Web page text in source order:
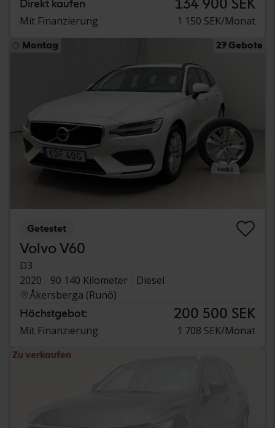
Direkt kaufen
Mit Finanzierung 1 150 SEK/Monat
Montag 27 Gebote
Getestet
Volvo V60
D3
2020
90 140 Kilometer
Diesel
Åkersberga (Runö)
Höchstgebot: 200 500 SEK
Mit Finanzierung 1 708 SEK/Monat
Zu verkaufen